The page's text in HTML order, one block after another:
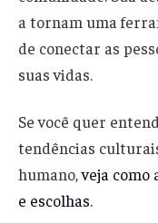
a tornam uma
de conectar as
suas vidas.
Se você quer
tendências
humano,veja como
e escolhas.